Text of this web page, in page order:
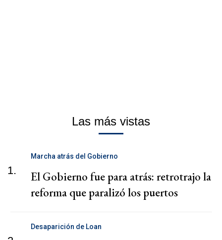
Las más vistas
1.
Marcha atrás del Gobierno
El Gobierno fue para atrás: retrotrajo la
reforma que paralizó los puertos
Desaparición de Loan